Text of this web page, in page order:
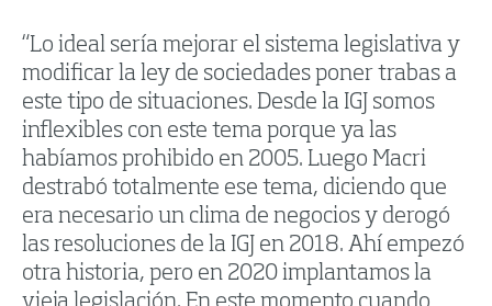
“Lo ideal sería mejorar el sistema legislativa y
modificar la ley de sociedades poner trabas a
este tipo de situaciones. Desde la IGJ somos
inflexibles con este tema porque ya las
habíamos prohibido en 2005. Luego Macri
destrabó totalmente ese tema, diciendo que
era necesario un clima de negocios y derogó
las resoluciones de la IGJ en 2018. Ahí empezó
otra historia, pero en 2020 implantamos la